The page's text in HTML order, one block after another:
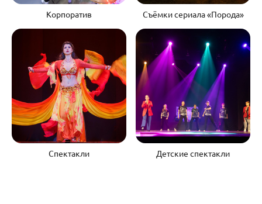
Корпоратив Съёмки сериала «Порода»
Спектакли Детские спектакли